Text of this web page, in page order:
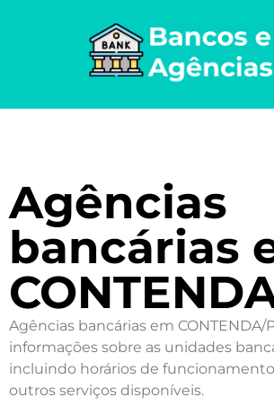
Agências
bancárias
Agências bancárias em CONTENDA/
informações sobre as unidades
incluindo horários de
outros serviços disponíveis.